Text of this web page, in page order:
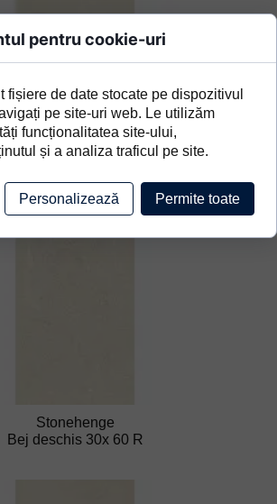
Stonehenge
Bej deschis 30x 60 R
Stonehenge
Bej deschis 60x 120 R
pentru cookie-uri
fișiere de date stocate pe dispozitivul
pe site-uri web. Le utilizăm
funcționalitatea site-ului,
și a analiza traficul pe site.
Personalizează Permite toate